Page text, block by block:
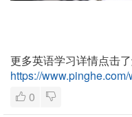
更多英语学习详情点击了
https://
0